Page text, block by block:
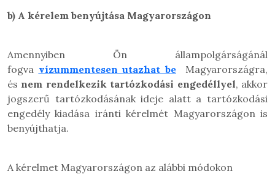
b) A kérelem benyújtása Magyarországon
Amennyiben Ön állampolgárságánál
fogva vízummentesen utazhat be
Magyarországra,
és nem rendelkezik tartózkodási engedéllyel, akkor
jogszerű tartózkodásának ideje alatt a tartózkodási
engedély kiadása iránti kérelmét Magyarországon is
benyújthatja.
A kérelmet Magyarországon az alábbi módokon